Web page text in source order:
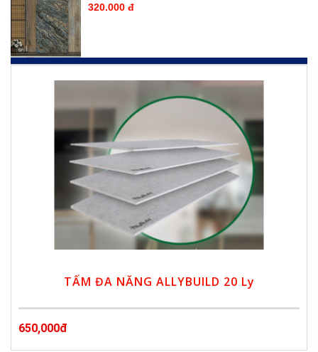
320.000 đ
TẤM ĐA NĂNG ALLYBUILD 20 Ly
650,000đ